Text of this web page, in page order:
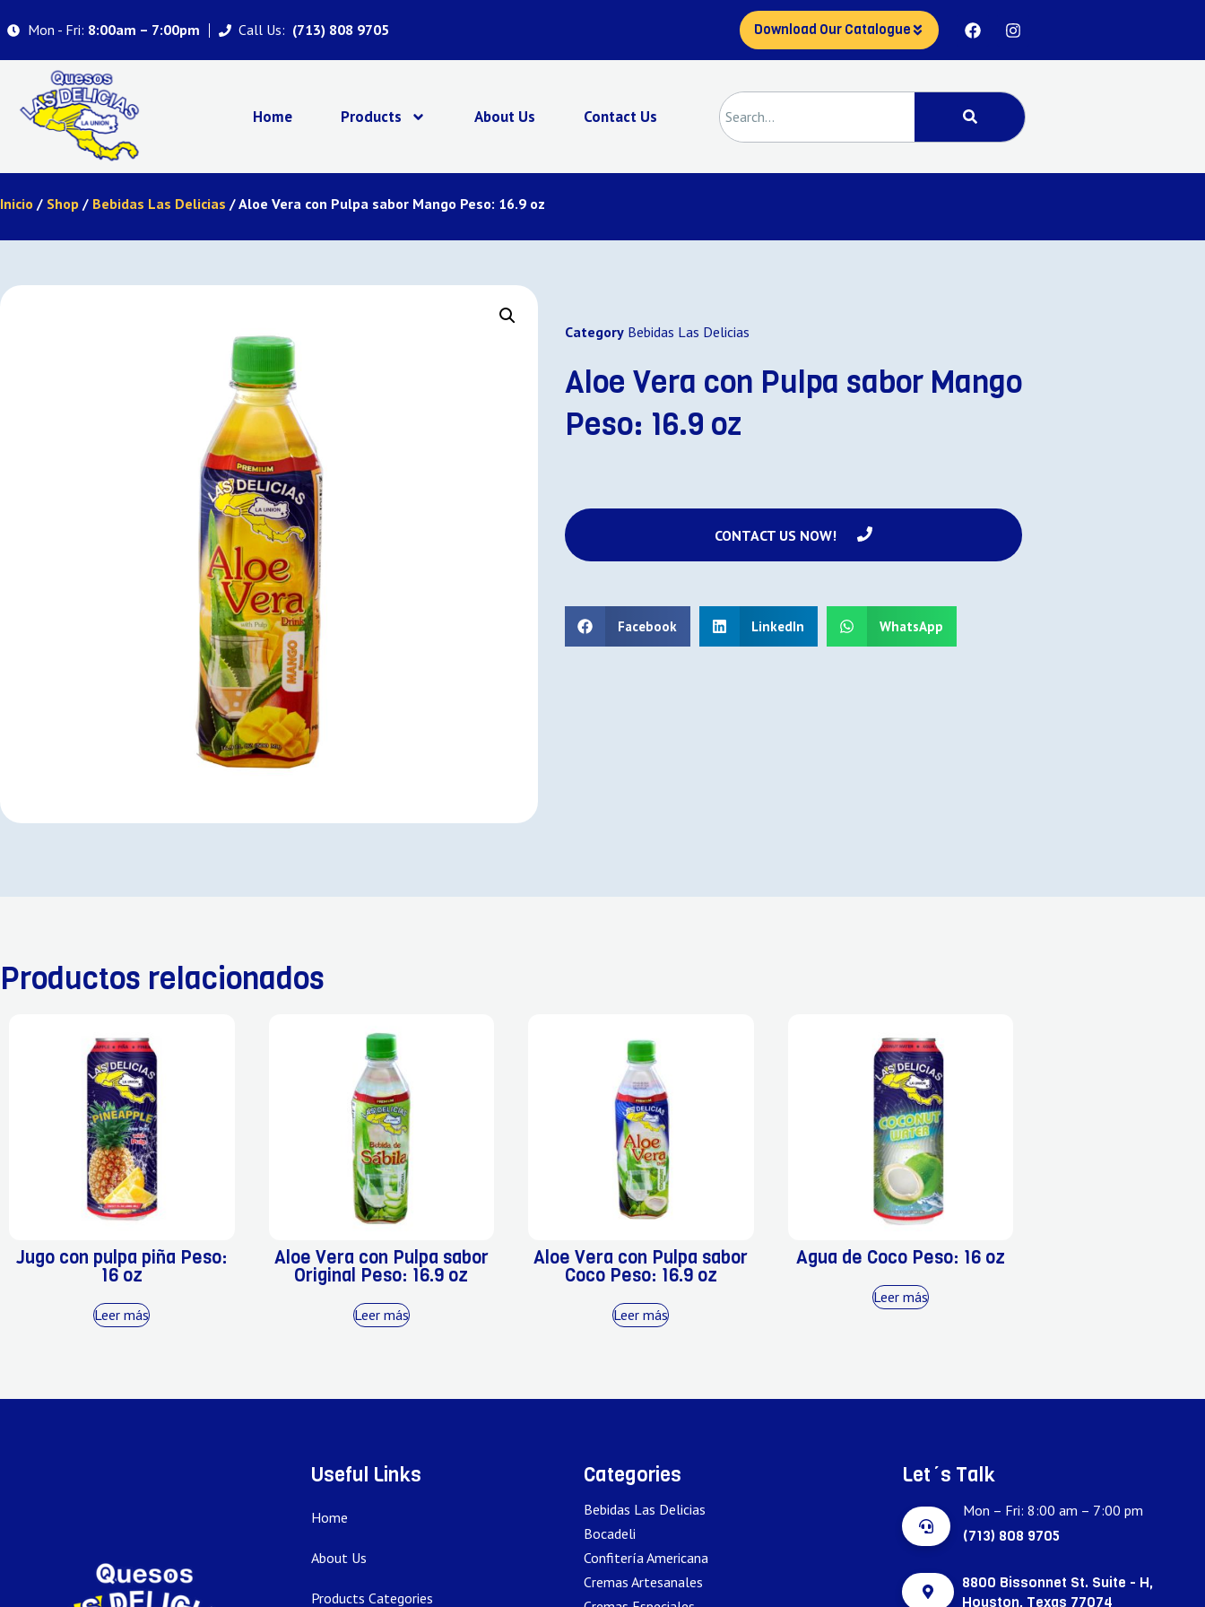
Mon - Fri: 8:00am – 7:00pm Call Us: (713) 808 9705 Download Our Catalogue
Home Products About Us Contact Us
Inicio / Shop / Bebidas Las Delicias / Aloe Vera con Pulpa sabor Mango Peso: 16.9 oz
Category Bebidas Las Delicias
Aloe Vera con Pulpa sabor Mango
Peso: 16.9 oz
CONTACT US NOW!
Facebook LinkedIn WhatsApp
Productos relacionados
Jugo con pulpa piña Peso:
16 oz
Leer más
Aloe Vera con Pulpa sabor
Original Peso: 16.9 oz
Leer más
Aloe Vera con Pulpa sabor
Coco Peso: 16.9 oz
Leer más
Agua de Coco Peso: 16 oz
Leer más
Useful Links
Home
About Us
Products Categories
Categories
Bebidas Las Delicias
Bocadeli
Confitería Americana
Cremas Artesanales
Let´s Talk
Mon – Fri: 8:00 am – 7:00 pm
(713) 808 9705
8800 Bissonnet St. Suite - H,
Houston, Texas 77074